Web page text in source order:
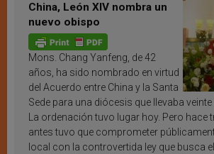
China, León XIV nombra un
nuevo obispo
Mons. Chang Yanfeng, de 42
años, ha sido nombrado en virtud
del Acuerdo entre China y la Santa
Sede para una diócesis que llevaba
La ordenación tuvo lugar hoy. Pero hace
antes tuvo que comprometer
local con la controvertida ley que busca